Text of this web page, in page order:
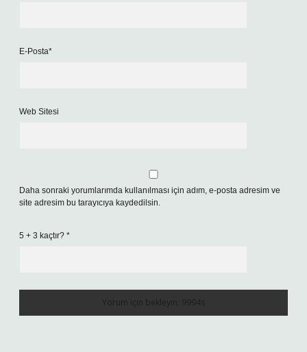
E-Posta*
Web Sitesi
Daha sonraki yorumlarımda kullanılması için adım, e-posta adresim ve
site adresim bu tarayıcıya kaydedilsin.
5 + 3 kaçtır? *